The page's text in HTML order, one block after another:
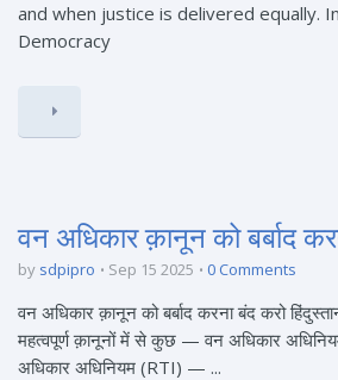
and when justice is delivered equally.
Democracy
वन अधिकार क़ानून को बर्बाद
by sdpipro Sep 15 2025 0 Comments
वन अधिकार क़ानून को बर्बाद करना बंद करो
महत्वपूर्ण क़ानूनों में से कुछ — वन अधिकार
अधिकार अधिनियम (RTI) — ...